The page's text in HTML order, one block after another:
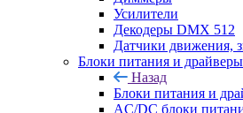
Усилители
Декодеры DMX 512
Датчики движения,
Блоки питания и драйверы
Назад
Блоки питания и
AC/DC блоки